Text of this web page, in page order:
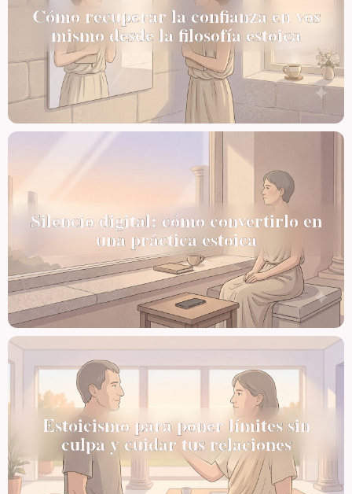
Cómo recuperar la confianza en vos
mismo desde la filosofía estoica
Silencio digital: cómo convertirlo en
una práctica estoica
Estoicismo para poner límites sin
culpa y cuidar tus relaciones